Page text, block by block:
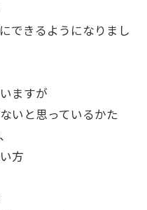
できるようになりまし
ますが
いと思っているかた
方